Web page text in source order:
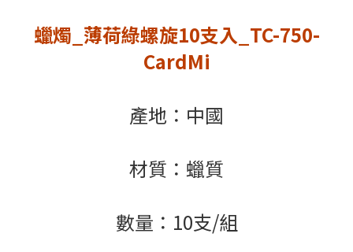
蠟燭_薄荷綠螺旋10支入_TC-750-
CardMi
產地：中國
材質：蠟質
數量：10支/組